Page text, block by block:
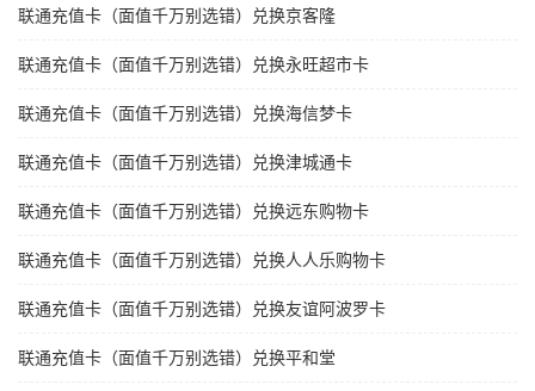
联通充值卡（面值千万别选错）兑换京客隆
联通充值卡（面值千万别选错）兑换永旺超市卡
联通充值卡（面值千万别选错）兑换海信梦卡
联通充值卡（面值千万别选错）兑换津城通卡
联通充值卡（面值千万别选错）兑换远东购物卡
联通充值卡（面值千万别选错）兑换人人乐购物卡
联通充值卡（面值千万别选错）兑换友谊阿波罗卡
联通充值卡（面值千万别选错）兑换平和堂